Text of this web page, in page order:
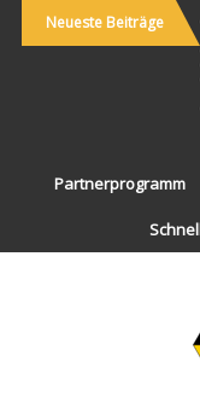
Neueste Beiträge
Partnerprogramm